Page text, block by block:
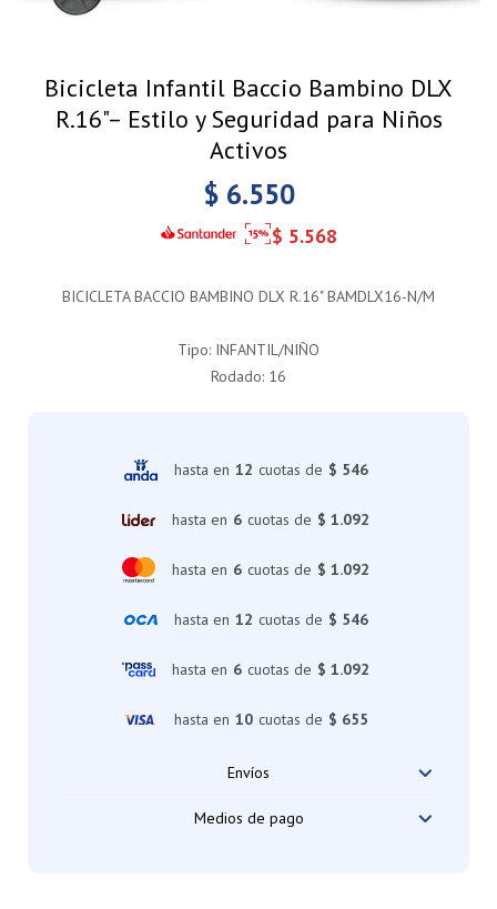
Bicicleta Infantil Baccio Bambino DLX
R.16"– Estilo y Seguridad para Niños
Activos
$ 6.550
$ 5.568
BICICLETA BACCIO BAMBINO DLX R.16" BAMDLX16-N/M
Tipo: INFANTIL/NIÑO
Rodado: 16
hasta en 12 cuotas de $ 546
hasta en 6 cuotas de $ 1.092
hasta en 6 cuotas de $ 1.092
hasta en 12 cuotas de $ 546
hasta en 6 cuotas de $ 1.092
hasta en 10 cuotas de $ 655
Envíos
Medios de pago